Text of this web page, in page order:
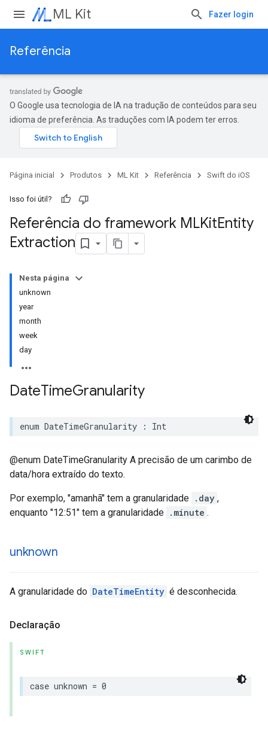
ML Kit Fazer login
Referência
O Google usa tecnologia de IA na tradução de conteúdos para seu
idioma de preferência. As traduções com IA podem ter erros.
Página inicial Produtos ML Kit Referência Swift do iOS
Isso foi útil?
Referência do framework MLKitEntity
Extraction
Nesta página
unknown
year
month
week
day
DateTimeGranularity
enum DateTimeGranularity : Int
@enum DateTimeGranularity A precisão de um carimbo de
data/hora extraído do texto.
Por exemplo, "amanhã" tem a granularidade .day ,
enquanto "12:51" tem a granularidade .minute .
unknown
A granularidade do DateTimeEntity é desconhecida.
Declaração
SWIFT
case unknown = 0